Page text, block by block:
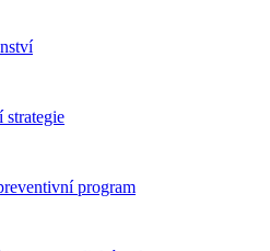
strategie
program